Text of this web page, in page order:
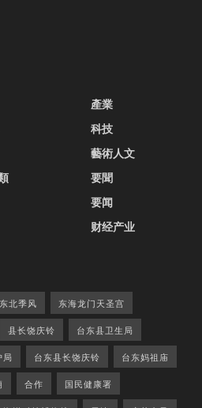
產業
科技
藝術人文
要聞
要闻
财经产业
东北季风 东海龙门天圣宫
县长饶庆铃 台东县卫生局
台东县长饶庆铃 台东妈祖庙
合作 国民健康署